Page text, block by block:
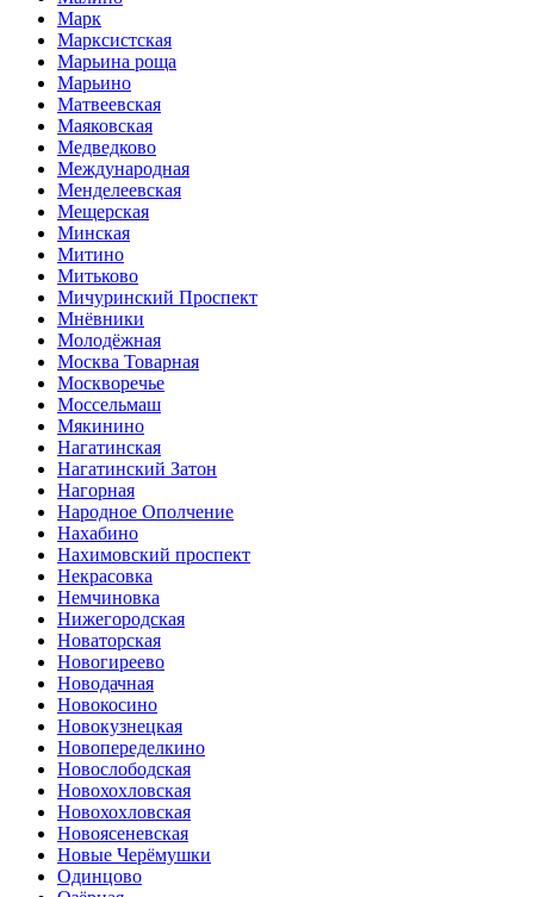
Марк
Марксистская
Марьина роща
Марьино
Матвеевская
Маяковская
Медведково
Международная
Менделеевская
Мещерская
Минская
Митино
Митьково
Мичуринский Проспект
Мнёвники
Молодёжная
Москва Товарная
Москворечье
Моссельмаш
Мякинино
Нагатинская
Нагатинский Затон
Нагорная
Народное Ополчение
Нахабино
Нахимовский проспект
Некрасовка
Немчиновка
Нижегородская
Новаторская
Новогиреево
Новодачная
Новокосино
Новокузнецкая
Новопеределкино
Новослободская
Новохохловская
Новохохловская
Новоясеневская
Новые Черёмушки
Одинцово